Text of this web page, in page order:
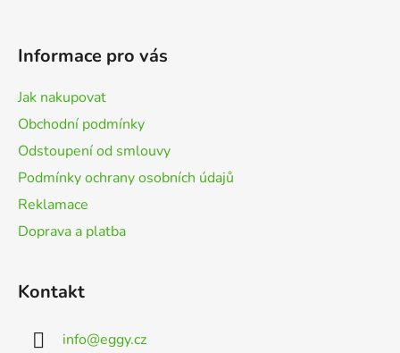
Informace pro vás
Jak nakupovat
Obchodní podmínky
Odstoupení od smlouvy
Podmínky ochrany osobních údajů
Reklamace
Doprava a platba
Kontakt
info@eggy.cz